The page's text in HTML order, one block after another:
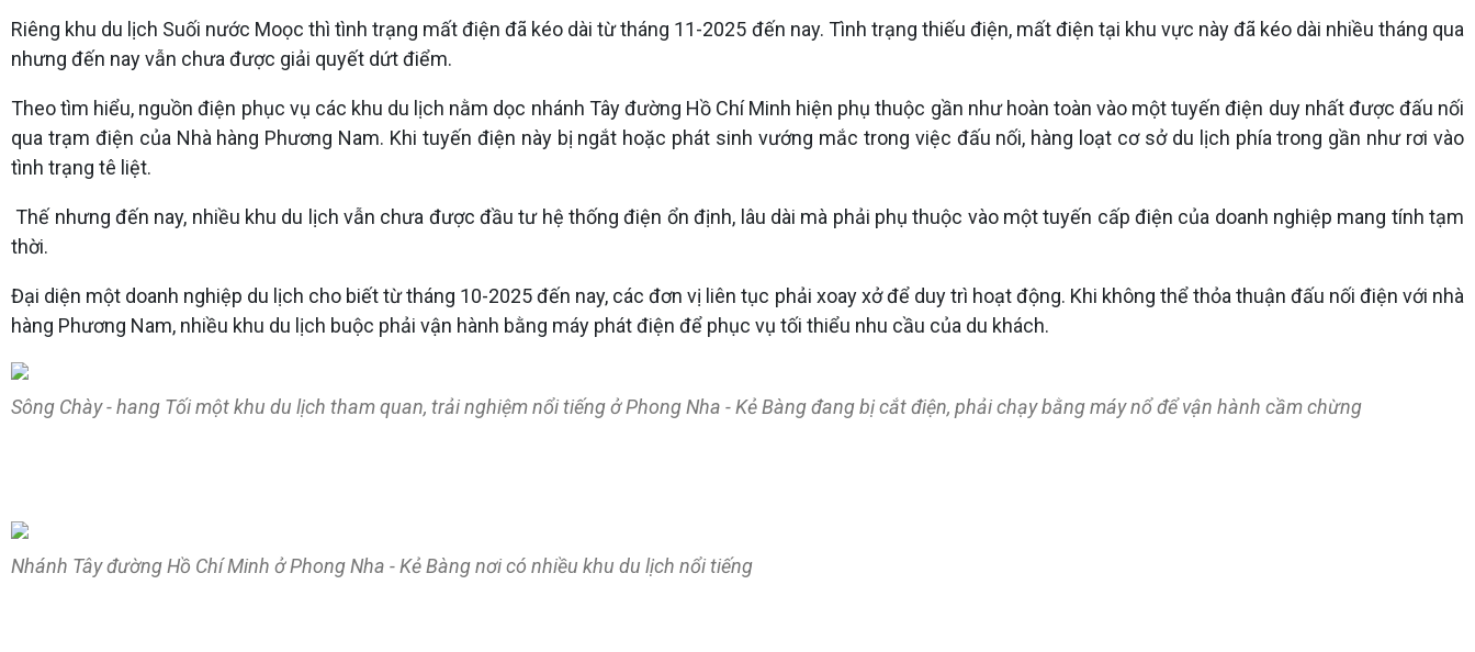
Riêng khu du lịch Suối nước Moọc thì tình trạng mất điện đã kéo dài từ tháng 11-2025 đến nay. Tình trạng thiếu điện, mất điện tại khu vực này đã kéo dài nhiều tháng qua
nhưng đến nay vẫn chưa được giải quyết dứt điểm.
Theo tìm hiểu, nguồn điện phục vụ các khu du lịch nằm dọc nhánh Tây đường Hồ Chí Minh hiện phụ thuộc gần như hoàn toàn vào một tuyến điện duy nhất được đấu nối
qua trạm điện của Nhà hàng Phương Nam. Khi tuyến điện này bị ngắt hoặc phát sinh vướng mắc trong việc đấu nối, hàng loạt cơ sở du lịch phía trong gần như rơi vào
tình trạng tê liệt.
Thế nhưng đến nay, nhiều khu du lịch vẫn chưa được đầu tư hệ thống điện ổn định, lâu dài mà phải phụ thuộc vào một tuyến cấp điện của doanh nghiệp mang tính tạm
thời.
Đại diện một doanh nghiệp du lịch cho biết từ tháng 10-2025 đến nay, các đơn vị liên tục phải xoay xở để duy trì hoạt động. Khi không thể thỏa thuận đấu nối điện với nhà
hàng Phương Nam, nhiều khu du lịch buộc phải vận hành bằng máy phát điện để phục vụ tối thiểu nhu cầu của du khách.
Sông Chày - hang Tối một khu du lịch tham quan, trải nghiệm nổi tiếng ở Phong Nha - Kẻ Bàng đang bị cắt điện, phải chạy bằng máy nổ để vận hành cầm chừng
Nhánh Tây đường Hồ Chí Minh ở Phong Nha - Kẻ Bàng nơi có nhiều khu du lịch nổi tiếng